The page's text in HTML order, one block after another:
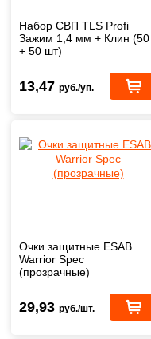
Набор СВП TLS Profi
Зажим 1,4 мм + Клин (50
+ 50 шт)
13,47 руб./уп.
Очки защитные ESAB
Warrior Spec
(прозрачные)
29,93 руб./шт.